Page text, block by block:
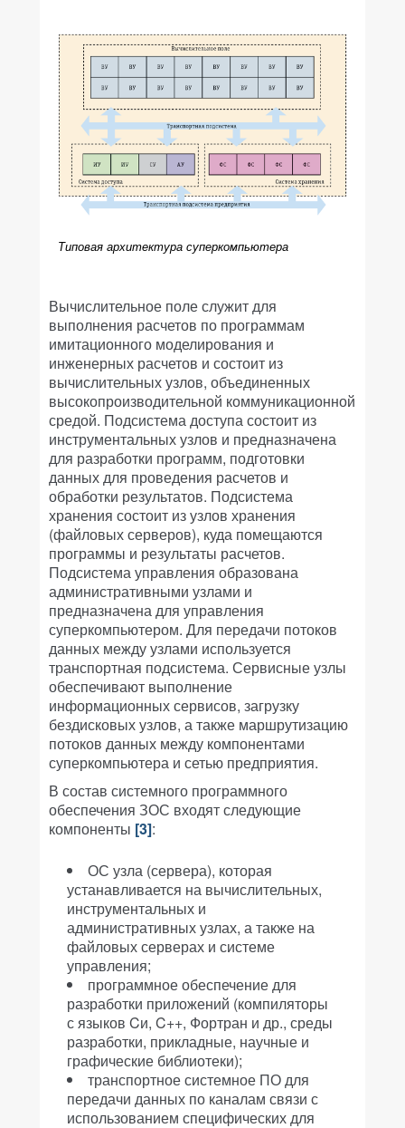
Типовая архитектура суперкомпьютера
Вычислительное поле служит для
выполнения расчетов по программам
имитационного моделирования и
инженерных расчетов и состоит из
вычислительных узлов, объединенных
высокопроизводительной коммуникационной
средой. Подсистема доступа состоит из
инструментальных узлов и предназначена
для разработки программ, подготовки
данных для проведения расчетов и
обработки результатов. Подсистема
хранения состоит из узлов хранения
(файловых серверов), куда помещаются
программы и результаты расчетов.
Подсистема управления образована
административными узлами и
предназначена для управления
суперкомпьютером. Для передачи потоков
данных между узлами используется
транспортная подсистема. Сервисные узлы
обеспечивают выполнение
информационных сервисов, загрузку
бездисковых узлов, а также маршрутизацию
потоков данных между компонентами
суперкомпьютера и сетью предприятия.
В состав системного программного
обеспечения ЗОС входят следующие
компоненты [3]:
ОС узла (сервера), которая
устанавливается на вычислительных,
инструментальных и
административных узлах, а также на
файловых серверах и системе
управления;
программное обеспечение для
разработки приложений (компиляторы
с языков Cи, C++, Фортран и др., среды
разработки, прикладные, научные и
графические библиотеки);
транспортное системное ПО для
передачи данных по каналам связи с
использованием специфических для